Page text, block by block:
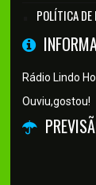
POLÍTICA
Rádio Lindo
Ouviu,gostou!